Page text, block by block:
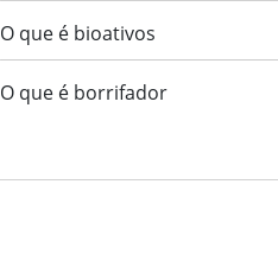
O que é bioativos
O que é borrifador